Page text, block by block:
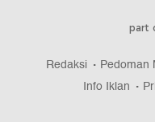
part
Redaksi Pedoman
Info Iklan